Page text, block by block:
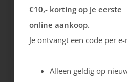
€10,- korting op je eerste
online aankoop.
Je ontvangt een code per
Alleen geldig op